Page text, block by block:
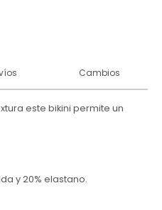
Cambios
este bikini permite un
y 20% elastano.